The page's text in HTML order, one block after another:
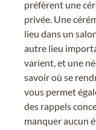
préfèrent une
privée. Une
lieu dans un
autre lieu
varient, et une
savoir où se
vous permet
des rappels
manquer aucun